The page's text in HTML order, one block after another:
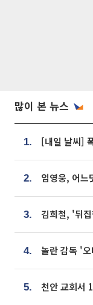
많이 본 뉴스
1.
2.
3.
4.
5.